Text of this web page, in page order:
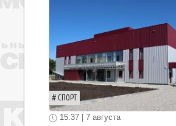
СПОРТ
15:37 | 7 августа